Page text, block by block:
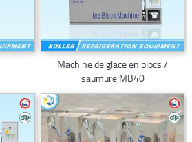
Machine de glace en blocs /
saumure MB40